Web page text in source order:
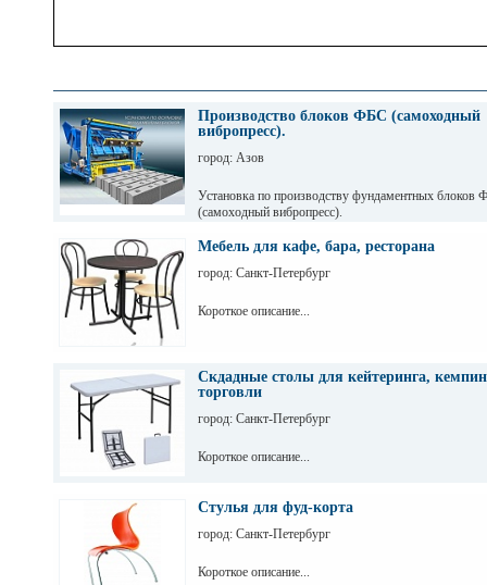
Производство блоков ФБС (самоходный
вибропресс).
город: Азов
Установка по производству фундаментных блоков
(самоходный вибропресс).
Мебель для кафе, бара, ресторана
город: Санкт-Петербург
Короткое описание...
Скдадные столы для кейтеринга,
торговли
город: Санкт-Петербург
Короткое описание...
Стулья для фуд-корта
город: Санкт-Петербург
Короткое описание...